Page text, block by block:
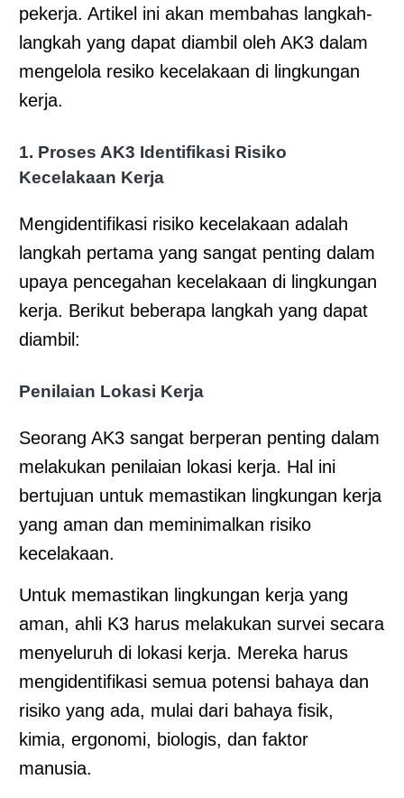
pekerja. Artikel ini akan membahas langkah-
langkah yang dapat diambil oleh AK3 dalam
mengelola resiko kecelakaan di lingkungan
kerja.
1. Proses AK3 Identifikasi Risiko
Kecelakaan Kerja
Mengidentifikasi risiko kecelakaan adalah
langkah pertama yang sangat penting dalam
upaya pencegahan kecelakaan di lingkungan
kerja. Berikut beberapa langkah yang dapat
diambil:
Penilaian Lokasi Kerja
Seorang AK3 sangat berperan penting dalam
melakukan penilaian lokasi kerja. Hal ini
bertujuan untuk memastikan lingkungan kerja
yang aman dan meminimalkan risiko
kecelakaan.
Untuk memastikan lingkungan kerja yang
aman, ahli K3 harus melakukan survei secara
menyeluruh di lokasi kerja. Mereka harus
mengidentifikasi semua potensi bahaya dan
risiko yang ada, mulai dari bahaya fisik,
kimia, ergonomi, biologis, dan faktor
manusia.